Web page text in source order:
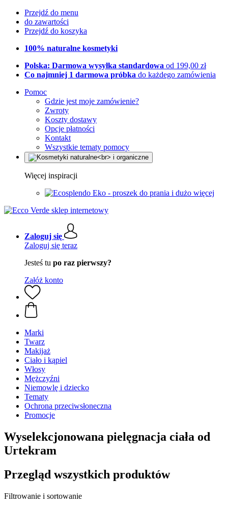
Przejdź do menu
do zawartości
Przejdź do koszyka
100% naturalne kosmetyki
Polska: Darmowa wysyłka standardowa od 199,00 zł
Co najmniej 1 darmowa próbka do każdego zamówienia
Pomoc
Gdzie jest moje zamówienie?
Zwroty
Koszty dostawy
Opcje płatności
Kontakt
Wszystkie tematy pomocy
Więcej inspiracji
Eko - proszek do prania i dużo więcej
Zaloguj się
Zaloguj się teraz
Jesteś tu po raz pierwszy?
Załóż konto
Marki
Twarz
Makijaż
Ciało i kąpiel
Włosy
Mężczyźni
Niemowlę i dziecko
Tematy
Ochrona przeciwsłoneczna
Promocje
Wyselekcjonowana pielęgnacja ciała od
Urtekram
Przegląd wszystkich produktów
Filtrowanie i sortowanie